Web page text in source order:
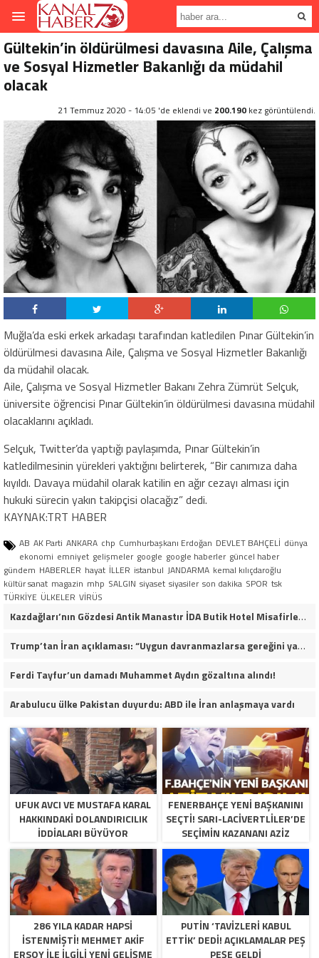
Gültekin’in öldürülmesi davasına Aile, Çalışma
ve Sosyal Hizmetler Bakanlığı da müdahil
olacak
21 Temmuz 2020 - 14:05 'de eklendi ve 200.190 kez görüntülendi.
Muğla’da eski erkek arkadaşı tarafından katledilen Pınar Gültekin’in
öldürülmesi davasına Aile, Çalışma ve Sosyal Hizmetler Bakanlığı
da müdahil olacak.
Aile, Çalışma ve Sosyal Hizmetler Bakanı Zehra Zümrüt Selçuk,
üniversite öğrencisi Pınar Gültekin’in öldürülmesi davasına müdahil
olacaklarını açıkladı.
Selçuk, Twitter’da yaptığı paylaşımda, Pınar Gültekin’in
katledilmesinin yürekleri yaktığını belirterek, “Bir canımıza daha
kıyıldı. Davaya müdahil olarak katilin en ağır cezayı alması için
hukuki sürecin yakın takipçisi olacağız” dedi.
KAYNAK:TRT HABER
AB AK Parti ANKARA chp Cumhurbaşkanı Erdoğan DEVLET BAHÇELİ dünya
ekonomi emniyet gelişmeler google google haberler güncel haber
gündem HABERLER hayat İLLER istanbul JANDARMA kemal kılıçdaroğlu
kültür sanat magazin mhp SALGIN siyaset siyasiler son dakika SPOR tsk
TÜRKİYE ÜLKELER VİRÜS
Kazdağları’nın Gözdesi Antik Manastır İDA Butik Hotel Misafirlerinden Tam Not Alıyor
Trump’tan İran açıklaması: “Uygun davranmazlarsa gereğini yaparım”
Ferdi Tayfur’un damadı Muhammet Aydın gözaltına alındı!
Arabulucu ülke Pakistan duyurdu: ABD ile İran anlaşmaya vardı
UFUK AVCI VE MUSTAFA KARAL
HAKKINDAKI DOLANDIRICILIK
İDDIALARI BÜYÜYOR
FENERBAHÇE YENI BAŞKANINI
SEÇTI! SARI-LACIVERTLILER’DE
SEÇIMIN KAZANANI AZIZ
YILDIRIM OLDU
286 YILA KADAR HAPSI
ISTENMIŞTI! MEHMET AKIF
ERSOY ILE ILGILI YENI GELIŞME
PUTIN ‘TAVIZLERI KABUL
ETTIK’ DEDI! AÇIKLAMALAR PEŞ
PEŞE GELDI